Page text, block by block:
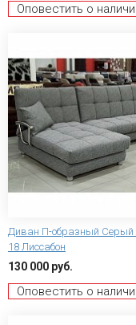
Оповестить о
Диван П-образный Серый
18 Лиссабон
130 000 руб.
Оповестить о